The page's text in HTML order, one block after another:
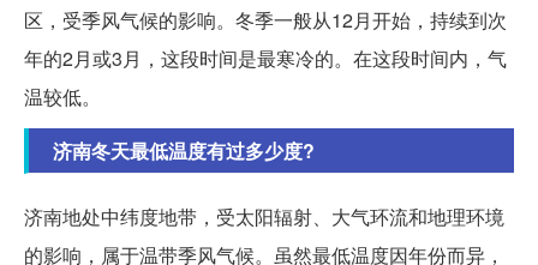
区，受季风气候的影响。冬季一般从12月开始，持续到次
年的2月或3月，这段时间是最寒冷的。在这段时间内，气
温较低。
济南冬天最低温度有过多少度?
济南地处中纬度地带，受太阳辐射、大气环流和地理环境
的影响，属于温带季风气候。虽然最低温度因年份而异，